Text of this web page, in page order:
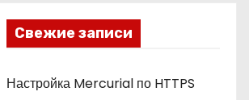
к
и
Свежие записи
Настройка Mercurial по HTTPS